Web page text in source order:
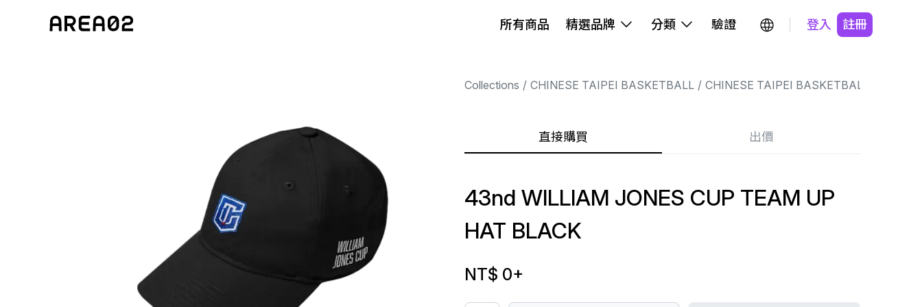
所有商品 精選品牌 分類 驗證 登入 註冊
Collections CHINESE TAIPEI BASKETBALL CHINESE TAIPEI BASKETBALL
直接購買 出價
43nd WILLIAM JONES CUP TEAM UP
HAT BLACK
NT$ 0+